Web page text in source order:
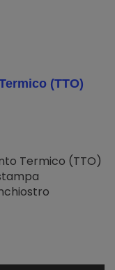
(TTO)
Termico (TTO)